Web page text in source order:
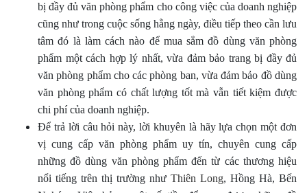
bị đầy đủ văn phòng phẩm cho công việc của doanh nghiệp
cũng như trong cuộc sống hằng ngày, điều tiếp theo cần lưu
tâm đó là làm cách nào để mua sắm đồ dùng văn phòng
phẩm một cách hợp lý nhất, vừa đảm bảo trang bị đầy đủ
văn phòng phẩm cho các phòng ban, vừa đảm bảo đồ dùng
văn phòng phẩm có chất lượng tốt mà vẫn tiết kiệm được
chi phí của doanh nghiệp.
Để trả lời câu hỏi này, lời khuyên là hãy lựa chọn một đơn
vị cung cấp văn phòng phẩm uy tín, chuyên cung cấp
những đồ dùng văn phòng phẩm đến từ các thương hiệu
nổi tiếng trên thị trường như Thiên Long, Hồng Hà, Bến